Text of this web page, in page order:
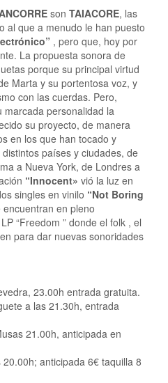
son TAIACORE, las
al que a menudo le han puesto
, pero que, hoy por
La propuesta sonora de
porque su principal virtud
Marta y su portentosa voz, y
con las cuerdas. Pero,
personalidad la
su proyecto, de manera
en los que han tocado y
países y ciudades, de
a Nueva York, de Londres a
“Innocent» vió la luz en
singles en vinilo “Not Boring
en pleno
“Freedom ” donde el folk , el
para dar nuevas sonoridades
23.00h entrada gratuita.
a las 21.30h, entrada
21.00h, anticipada en
anticipada 6€ taquilla 8